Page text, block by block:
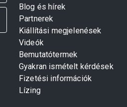
Blog és hírek
Partnerek
Kiállítási megjelenések
Videók
Bemutatótermek
Gyakran ismételt kérdések
Fizetési információk
Lízing